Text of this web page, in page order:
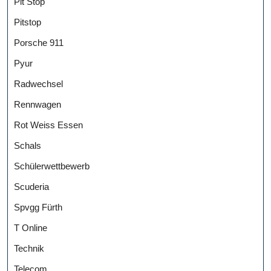
Pitstop
Porsche 911
Pyur
Radwechsel
Rennwagen
Rot Weiss Essen
Schals
Schülerwettbewerb
Scuderia
Spvgg Fürth
T Online
Technik